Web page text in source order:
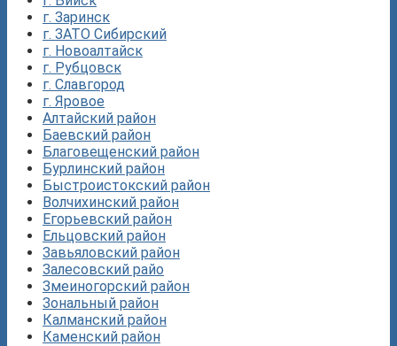
г. Заринск
г. ЗАТО Сибирский
г. Новоалтайск
г. Рубцовск
г. Славгород
г. Яровое
Алтайский район
Баевский район
Благовещенский район
Бурлинский район
Быстроистокский район
Волчихинский район
Егорьевский район
Ельцовский район
Завьяловский район
Залесовский райо
Змеиногорский район
Зональный район
Калманский район
Каменский район